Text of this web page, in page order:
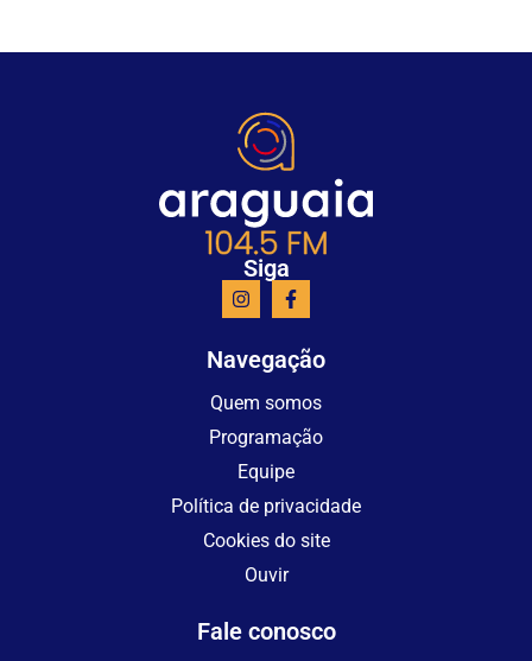
Siga
Navegação
Quem somos
Programação
Equipe
Política de privacidade
Cookies do site
Ouvir
Fale conosco